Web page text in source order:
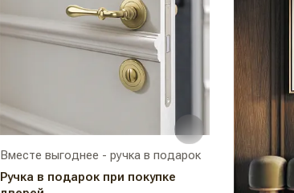
Вместе выгоднее - ручка в подарок
Ручка в подарок при покупке